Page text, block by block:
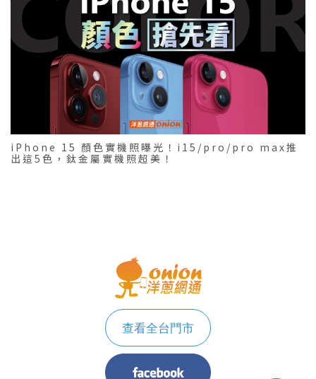
iPhone 15 顏色實機照曝光！i15/pro/pro max推
出這5色，鈦金屬實機照超美！
查看全台門市